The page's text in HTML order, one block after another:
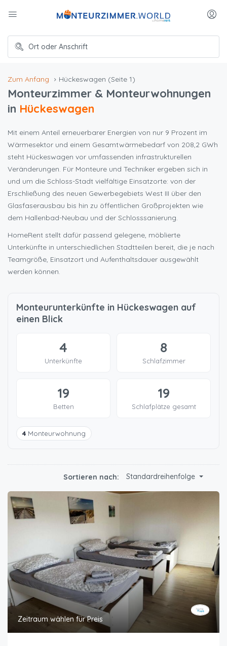
Zum Anfang Hückeswagen (Seite 1)
Monteurzimmer & Monteurwohnungen
in Hückeswagen
Mit einem Anteil erneuerbarer Energien von nur 9 Prozent im
Wärmesektor und einem Gesamtwärmebedarf von 208,2 GWh
steht Hückeswagen vor umfassenden infrastrukturellen
Veränderungen. Für Monteure und Techniker ergeben sich in
und um die Schloss-Stadt vielfältige Einsatzorte: von der
Erschließung des neuen Gewerbegebiets West III über den
Glasfaserausbau bis hin zu öffentlichen Großprojekten wie
dem Hallenbad-Neubau und der Schlosssanierung.
HomeRent stellt dafür passend gelegene, möblierte
Unterkünfte in unterschiedlichen Stadtteilen bereit, die je nach
Teamgröße, Einsatzort und Aufenthaltsdauer ausgewählt
werden können.
Monteurunterkünfte in Hückeswagen auf
einen Blick
4
Unterkünfte
8
Schlafzimmer
19
Betten
19
Schlafplätze gesamt
4 Monteurwohnung
Sortieren nach: Standardreihenfolge
Zeitraum wählen für Preis